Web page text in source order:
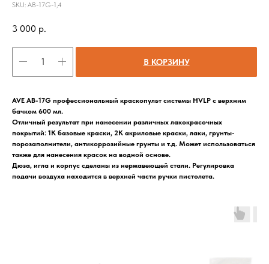
SKU: AB-17G-1,4
3 000 р.
В КОРЗИНУ
AVE AB-17G профессиональный краскопульт системы HVLP с верхним
бачком 600 мл.
Отличный результат при нанесении различных лакокрасочных
покрытий: 1К базовые краски, 2K акриловые краски, лаки, грунты-
порозаполнители, антикоррозийные грунты и т.д. Может использоваться
также для нанесения красок на водной основе.
Дюза, игла и корпус сделаны из нержавеющей стали. Регулировка
подачи воздуха находится в верхней части ручки пистолета.